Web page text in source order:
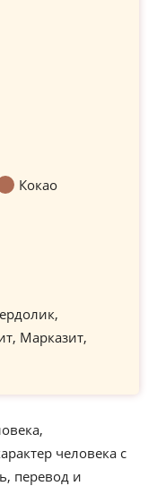
Кокао
Марказит,
человека с
перевод и